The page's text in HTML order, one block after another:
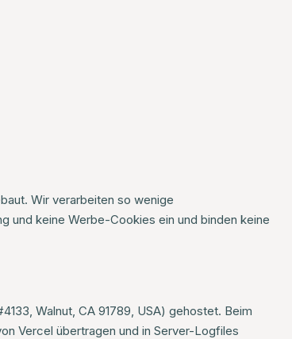
Wir verarbeiten so wenige
und keine Werbe-Cookies ein und binden keine
Walnut, CA 91789, USA) gehostet. Beim
Vercel übertragen und in Server-Logfiles